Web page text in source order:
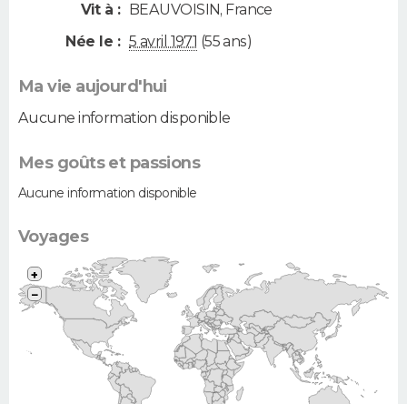
Vit à : BEAUVOISIN, France
Née le : 5 avril 1971 (55 ans)
Ma vie aujourd'hui
Aucune information disponible
Mes goûts et passions
Aucune information disponible
Voyages
+
−